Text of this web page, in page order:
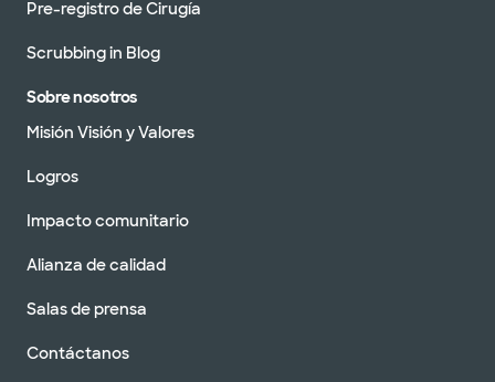
Pre-registro de Cirugía
Scrubbing in Blog
Sobre nosotros
Misión Visión y Valores
Logros
Impacto comunitario
Alianza de calidad
Salas de prensa
Contáctanos